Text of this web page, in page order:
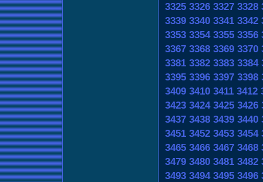
3325 3326 3327 3328
3339 3340 3341 3342
3353 3354 3355 3356
3367 3368 3369 3370
3381 3382 3383 3384
3395 3396 3397 3398
3409 3410 3411 3412
3423 3424 3425 3426
3437 3438 3439 3440
3451 3452 3453 3454
3465 3466 3467 3468
3479 3480 3481 3482
3493 3494 3495 3496